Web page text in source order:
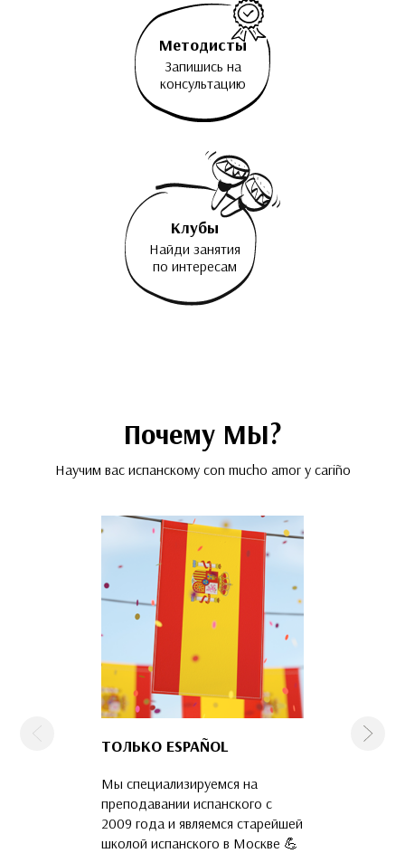
Методисты
Запишись на
консультацию
Клубы
Найди занятия
по интересам
Почему МЫ?
Научим вас испанскому con mucho amor y cariño
ТОЛЬКО ESPAÑOL
Мы специализируемся на
преподавании испанского с
2009 года и являемся старейшей
школой испанского в Москве 💪
КОМАНДА
Предыдущая